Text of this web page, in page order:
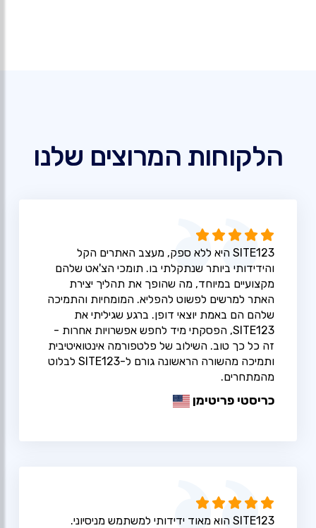
הלקוחות המרוצים שלנו
SITE123 היא ללא ספק, מעצב האתרים הקל
והידידותי ביותר שנתקלתי בו. תומכי הצ'אט שלהם
מקצועיים במיוחד, מה שהופך את תהליך יצירת
האתר למרשים לפשוט להפליא. המומחיות והתמיכה
שלהם הם באמת יוצאי דופן. ברגע שגיליתי את
SITE123, הפסקתי מיד לחפש אפשרויות אחרות -
זה כל כך טוב. השילוב של פלטפורמה אינטואיטיבית
ותמיכה מהשורה הראשונה גורם ל-SITE123 לבלוט
מהמתחרים.
כריסטי פריטימן
SITE123 הוא מאוד ידידותי למשתמש מניסיוני.